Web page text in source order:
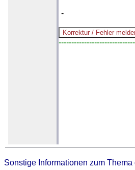
-
Sonstige Informationen zum